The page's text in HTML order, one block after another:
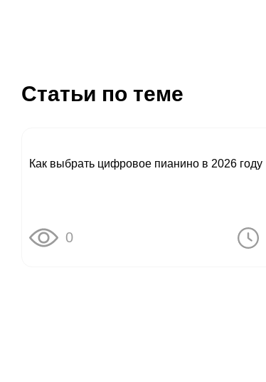
Статьи по теме
Как выбрать цифровое пианино в 2026 году
0